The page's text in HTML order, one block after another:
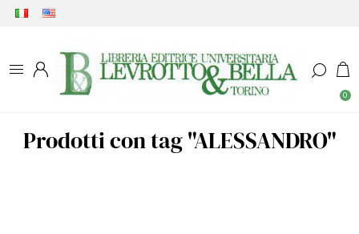
0
Prodotti con tag "ALESSANDRO"